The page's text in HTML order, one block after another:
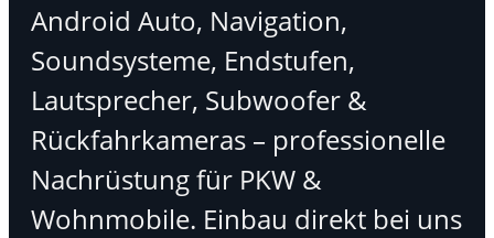
Android Auto, Navigation,
Soundsysteme, Endstufen,
Lautsprecher, Subwoofer &
Rückfahrkameras – professionelle
Nachrüstung für PKW &
Wohnmobile. Einbau direkt bei uns